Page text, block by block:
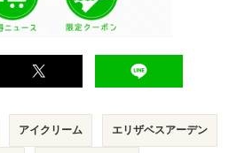
アイクリーム エリザベスアーデン